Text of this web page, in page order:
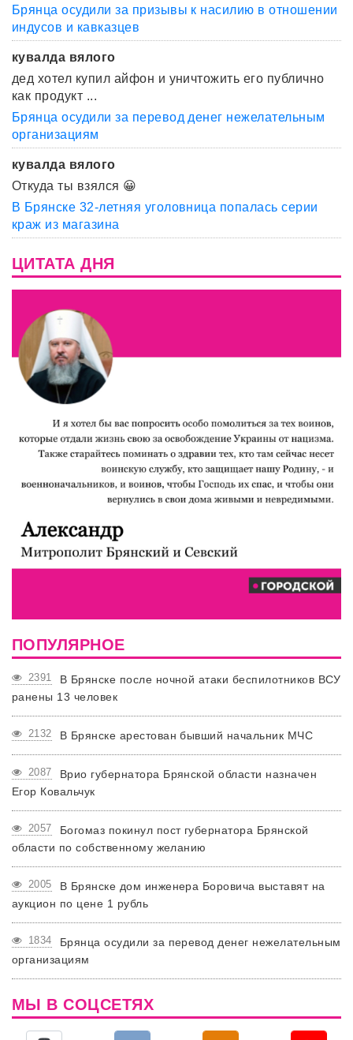
Брянца осудили за призывы к насилию в отношении
индусов и кавказцев
кувалда вялого
дед хотел купил айфон и уничтожить его публично
как продукт ...
Брянца осудили за перевод денег нежелательным
организациям
кувалда вялого
Откуда ты взялся 😀
В Брянске 32-летняя уголовница попалась серии
краж из магазина
ЦИТАТА ДНЯ
ПОПУЛЯРНОЕ
2391
В Брянске после ночной атаки беспилотников ВСУ
ранены 13 человек
2132 В Брянске арестован бывший начальник МЧС
2087
Врио губернатора Брянской области назначен
Егор Ковальчук
2057
Богомаз покинул пост губернатора Брянской
области по собственному желанию
2005
В Брянске дом инженера Боровича выставят на
аукцион по цене 1 рубль
1834
Брянца осудили за перевод денег нежелательным
организациям
МЫ В СОЦСЕТЯХ